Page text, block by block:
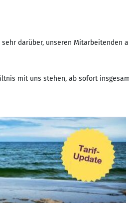
darüber, unseren
mit uns stehen, ab sofort